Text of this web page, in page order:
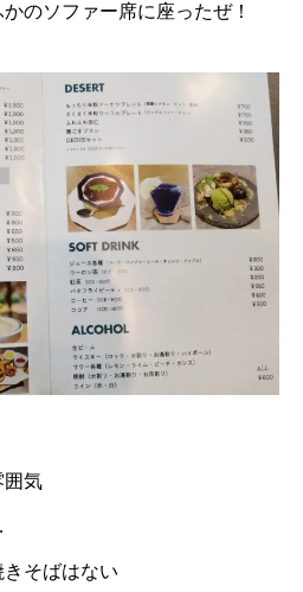
のソファー席に座ったぜ！
囲気
そばはない